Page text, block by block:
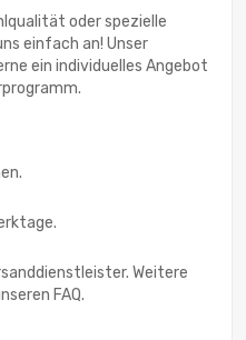
oder spezielle
einfach an! Unser
ein individuelles Angebot
Weitere
FAQ.